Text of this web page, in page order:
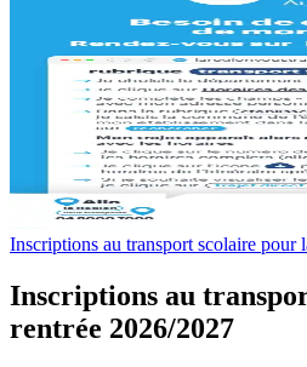
Inscriptions au transport scolaire pour
Inscriptions au
rentrée 2026/2027